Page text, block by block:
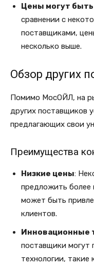
Цены могут
сравнении с
поставщиками,
несколько выше.
Обзор других
Помимо МосОЙЛ, на
других поставщиков
предлагающих свои
Преимущества
Низкие цены:
предложить более
может быть
клиентов.
Инновационные
поставщики могут
технологии, такие